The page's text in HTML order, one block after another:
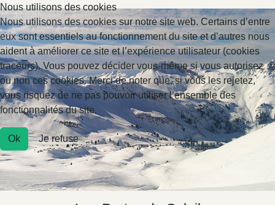
Nous utilisons des cookies
Nous utilisons des cookies sur notre site web. Certains d’entre
eux sont essentiels au fonctionnement du site et d’autres nous
aident à améliorer ce site et l’expérience utilisateur (cookies
traceurs). Vous pouvez décider vous-même si vous autorisez
ou non ces cookies. Merci de noter que, si vous les rejetez,
vous risquez de ne pas pouvoir utiliser l’ensemble des
fonctionnalités du site.
Ok Je refuse